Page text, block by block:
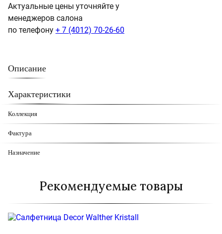
Актуальные цены уточняйте у
менеджеров салона
по телефону + 7 (4012) 70-26-60
Описание
Характеристики
Коллекция
Фактура
Назначение
Рекомендуемые товары